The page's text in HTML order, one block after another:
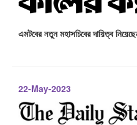
এমটবের নতুন মহাসচিবের দায়িত্ব
22-May-2023